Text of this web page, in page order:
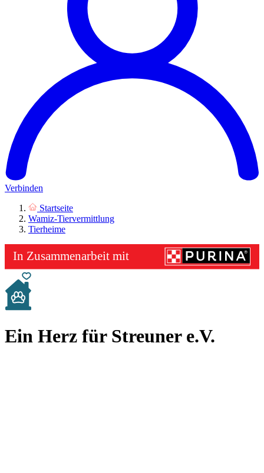
Verbinden
Startseite
Wamiz-Tiervermittlung
Tierheime
Ein Herz für Streuner e.V.